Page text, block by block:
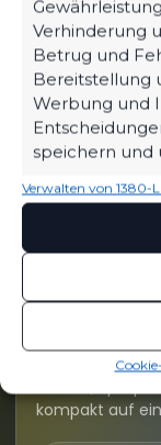
Verhinderung
Betrug und
Bereitstellung
Werbung und
speichern und
Verwalten von 1380-
OFFIZIELLE
DEIN
kompakt auf